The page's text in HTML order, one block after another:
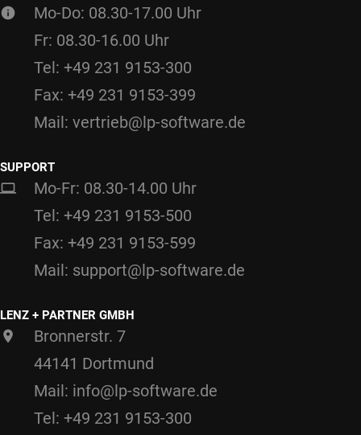
Mo-Do: 08.30-17.00 Uhr
Fr: 08.30-16.00 Uhr
Tel: +49 231 9153-300
Fax: +49 231 9153-399
Mail: vertrieb@lp-software.de
SUPPORT
Mo-Fr: 08.30-14.00 Uhr
Tel: +49 231 9153-500
Fax: +49 231 9153-599
Mail: support@lp-software.de
LENZ + PARTNER GMBH
Bronnerstr. 7
44141 Dortmund
Mail: info@lp-software.de
Tel: +49 231 9153-300